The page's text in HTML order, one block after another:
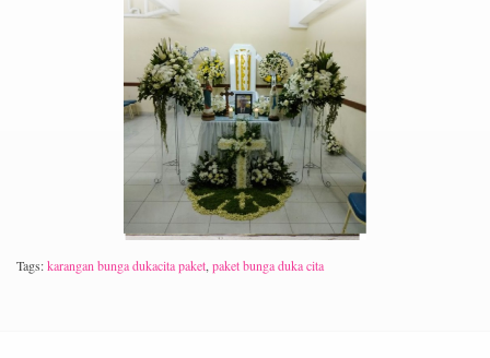
Tags:karangan bunga dukacita paket paket bunga duka cita